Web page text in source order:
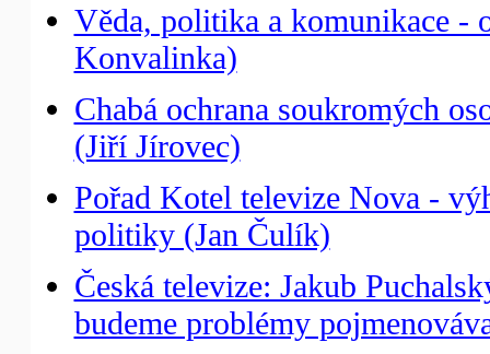
Věda, politika a komunikace -
Konvalinka)
Chabá ochrana soukromých
(Jiří Jírovec)
Pořad Kotel televize Nova -
politiky (Jan Čulík)
Česká televize: Jakub
budeme problémy